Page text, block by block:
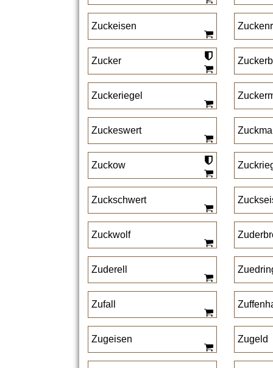
Zuckeisen
Zucker
Zuckeriegel
Zuckeswert
Zuckow
Zuckschwert
Zuckwolf
Zuderell
Zufall
Zugeisen Zugeld